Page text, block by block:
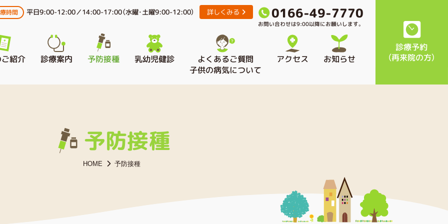
時間 平日9:00-12:00／14:00-17:00（水曜･土曜9:00-12:00） 詳しくみる 0166-49-7770
お問い合わせは9:00以降にお願いします。
紹介 診療案内 予防接種 乳幼児健診 よくあるご質問
子供の病気について
アクセス お知らせ
診療予約
（再来院の方）
予防接種
HOME 予防接種